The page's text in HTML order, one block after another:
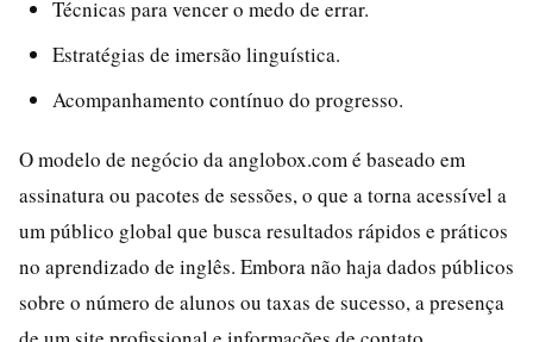
Técnicas para vencer o medo de errar.
Estratégias de imersão linguística.
Acompanhamento contínuo do progresso.
O modelo de negócio da anglobox.com é baseado em
assinatura ou pacotes de sessões, o que a torna acessível a
um público global que busca resultados rápidos e práticos
no aprendizado de inglês. Embora não haja dados públicos
sobre o número de alunos ou taxas de sucesso, a presença